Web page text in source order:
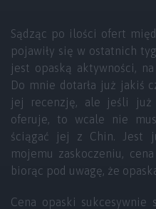
Sądząc po ilości ofert
pojawiły się w ostatnich
jest opaską aktywności,
Do mnie dotarła już jakiś
jej recenzję, ale jeśli już
oferuje, to wcale nie
ściągać jej z Chin. Jest
mojemu zaskoczeniu,
biorąc pod uwagę, że
Cena opaski sukcesywnie